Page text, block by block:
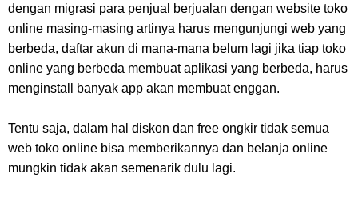
dengan migrasi para penjual berjualan dengan website toko
online masing-masing artinya harus mengunjungi web yang
berbeda, daftar akun di mana-mana belum lagi jika tiap toko
online yang berbeda membuat aplikasi yang berbeda, harus
menginstall banyak app akan membuat enggan.
Tentu saja, dalam hal diskon dan free ongkir tidak semua
web toko online bisa memberikannya dan belanja online
mungkin tidak akan semenarik dulu lagi.